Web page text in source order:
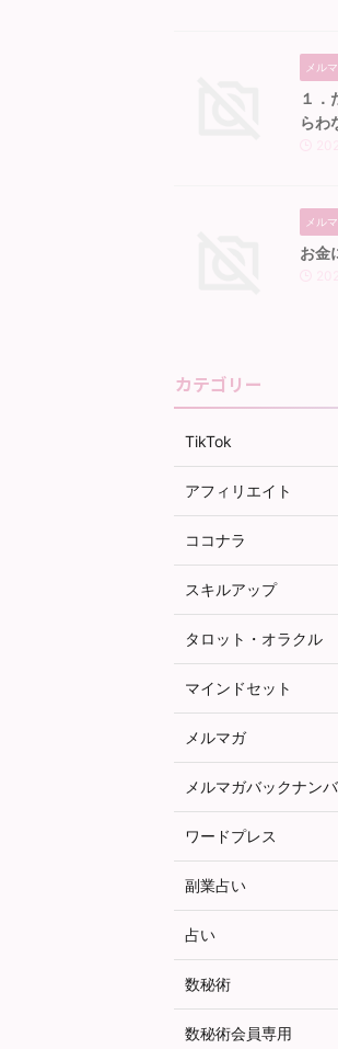
メル
１．
らわ
メル
お金
カテゴリー
TikTok
アフィリエイト
ココナラ
スキルアップ
タロット・オラクル
マインドセット
メルマガ
メルマガバックナン
ワードプレス
副業占い
占い
数秘術
数秘術会員専用